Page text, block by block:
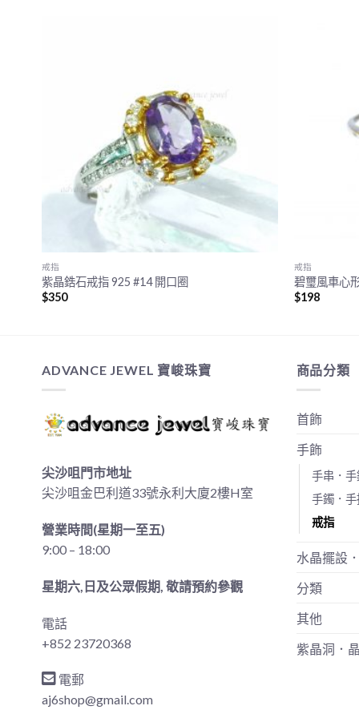
戒指
紫晶鋯石戒指 925 #14 開口圈
$350
戒指
碧璽風車心
$198
ADVANCE JEWEL 寶峻珠寶
尖沙咀門市地址
尖沙咀金巴利道33號永利大廈2樓H室
營業時間(星期一至五)
9:00 – 18:00
星期六,日及公眾假期, 敬請預約參觀
電話
+852 23720368
電郵
aj6shop@gmail.com
商品分類
首飾
手飾
手串．手
手鐲．手
戒指
水晶擺設
分類
其他
紫晶洞．